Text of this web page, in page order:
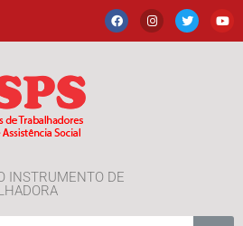
INSTRUMENTO DE